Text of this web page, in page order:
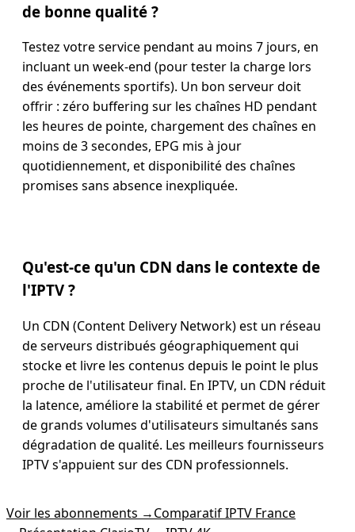
de bonne qualité ?
Testez votre service pendant au moins 7 jours, en
incluant un week-end (pour tester la charge lors
des événements sportifs). Un bon serveur doit
offrir : zéro buffering sur les chaînes HD pendant
les heures de pointe, chargement des chaînes en
moins de 3 secondes, EPG mis à jour
quotidiennement, et disponibilité des chaînes
promises sans absence inexpliquée.
Qu'est-ce qu'un CDN dans le contexte de
l'IPTV ?
Un CDN (Content Delivery Network) est un réseau
de serveurs distribués géographiquement qui
stocke et livre les contenus depuis le point le plus
proche de l'utilisateur final. En IPTV, un CDN réduit
la latence, améliore la stabilité et permet de gérer
de grands volumes d'utilisateurs simultanés sans
dégradation de qualité. Les meilleurs fournisseurs
IPTV s'appuient sur des CDN professionnels.
Voir les abonnements →Comparatif IPTV France